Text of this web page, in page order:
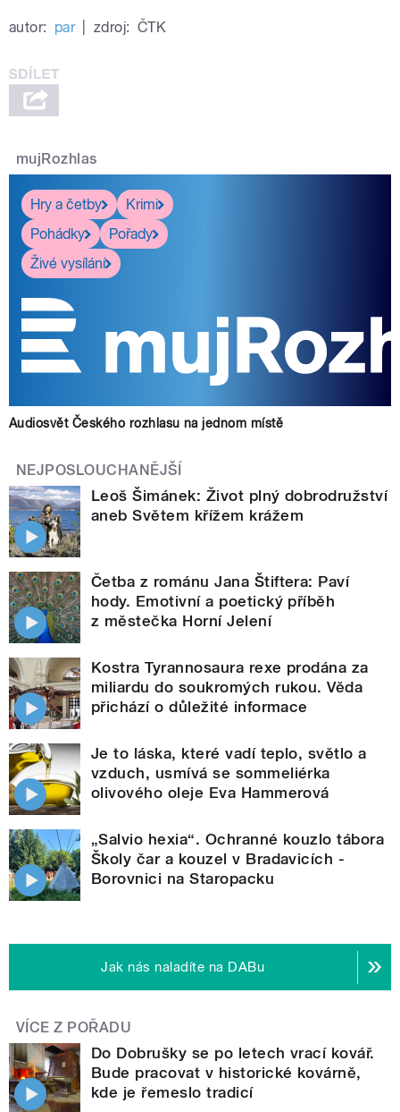
autor: par zdroj: ČTK
mujRozhlas
Hry a četby
Krimi
Pohádky
Pořady
Živé vysílání
Audiosvět Českého rozhlasu na jednom místě
NEJPOSLOUCHANĚJŠÍ
Leoš Šimánek: Život plný dobrodružství
aneb Světem křížem krážem
Četba z románu Jana Štiftera: Paví
hody. Emotivní a poetický příběh
z městečka Horní Jelení
Kostra Tyrannosaura rexe prodána za
miliardu do soukromých rukou. Věda
přichází o důležité informace
Je to láska, které vadí teplo, světlo a
vzduch, usmívá se sommeliérka
olivového oleje Eva Hammerová
„Salvio hexia“. Ochranné kouzlo tábora
Školy čar a kouzel v Bradavicích -
Borovnici na Staropacku
Jak nás naladíte na DABu
VÍCE Z POŘADU
Do Dobrušky se po letech vrací kovář.
Bude pracovat v historické kovárně,
kde je řemeslo tradicí